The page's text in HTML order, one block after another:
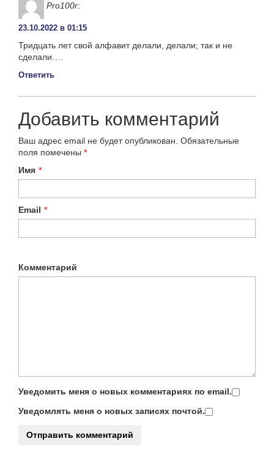
Pro100r:
23.10.2022 в 01:15
Тридцать лет свой алфавит делали, делали; так и не
сделали….
Ответить
Добавить комментарий
Ваш адрес email не будет опубликован. Обязательные
поля помечены *
Имя *
Email *
Комментарий
Уведомить меня о новых комментариях по email.
Уведомлять меня о новых записях почтой.